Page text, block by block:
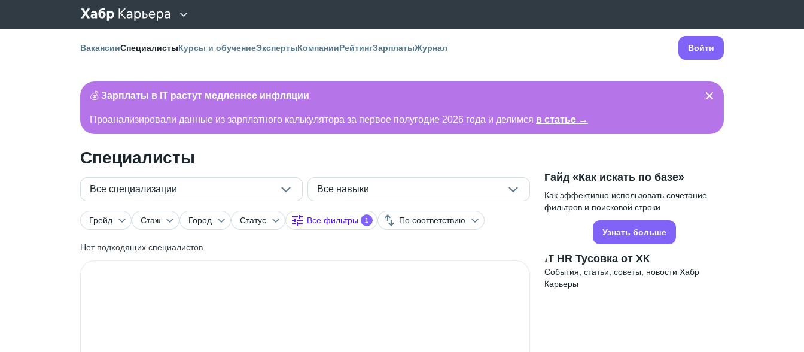
ВакансииСпециалистыКурсы и обучениеЭкспертыКомпанииРейтингЗарплатыЖурнал Войти
💰 Зарплаты в IT растут медленнее инфляции
Проанализировали данные из зарплатного калькулятора за первое полугодие 2026 года и делимся в статье →
Специалисты
Все специализации Все навыки
Грейд Стаж Город Статус Все фильтры 1 По соответствию
Нет подходящих специалистов
Гайд «Как искать по базе»
Как эффективно использовать сочетание
фильтров и поисковой строки
Узнать больше
IT HR Тусовка от ХК
События, статьи, советы, новости Хабр
Карьеры